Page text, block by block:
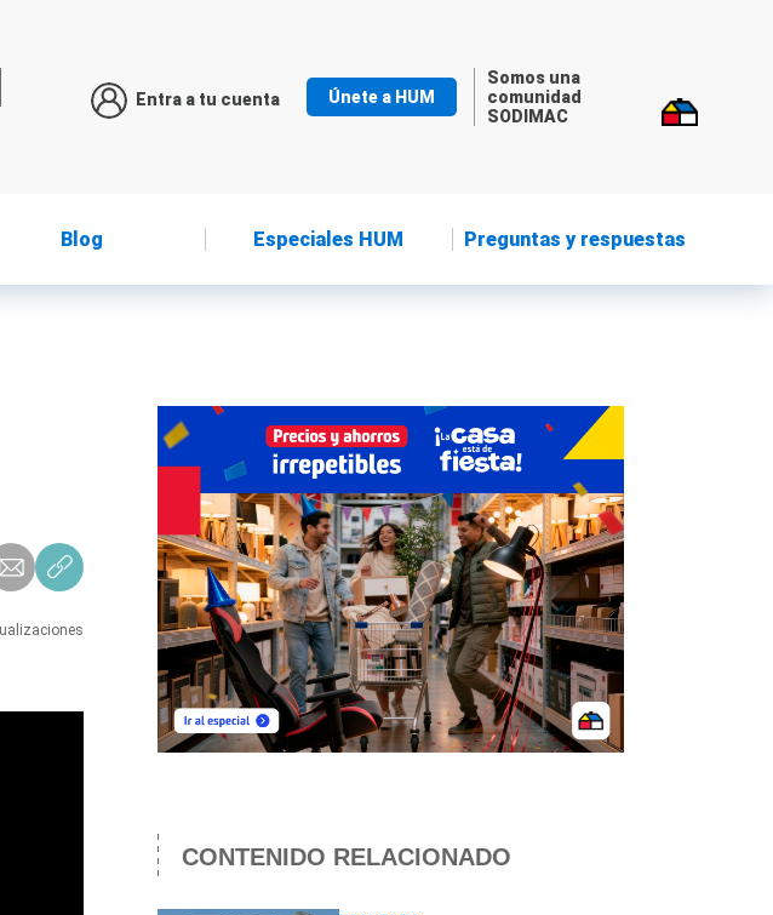
Entra a tu cuenta Únete a HUM
Somos una
comunidad
SODIMAC
Blog Especiales HUM Preguntas y respuestas
CONTENIDO RELACIONADO